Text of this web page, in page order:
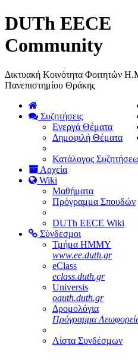
DUTh EECE
Community
Δικτυακή Κοινότητα Φοιτητών
Πανεπιστημίου Θράκης
Συζητήσεις
Ενεργά Θέματα
Δημοφιλή Θέματα
Κατάλογος
Αρχεία
Wiki
Μαθήματα
Πρόγραμμα Σπουδών
DUTh EECE Wiki
Σύνδεσμοι
Τμήμα ΗΜΜΥ
www.ee.duth.gr
eClass
eclass.duth.gr
Universis
oauth.duth.gr
Δρομολόγια
Πρόγραμμα
Λίστα Συνδέσμων